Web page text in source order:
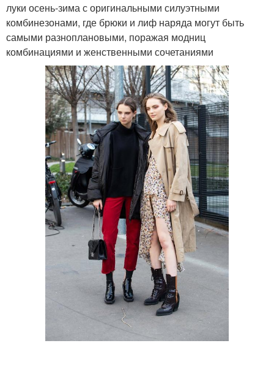
луки осень-зима с оригинальными силуэтными
комбинезонами, где брюки и лиф наряда могут быть
самыми разноплановыми, поражая модниц
комбинациями и женственными сочетаниями